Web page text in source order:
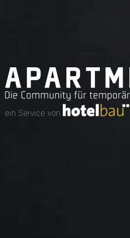
ein Service von